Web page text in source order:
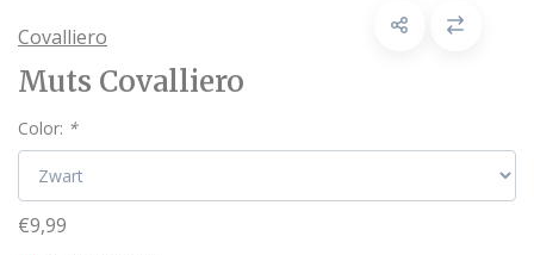
Covalliero
Muts Covalliero
Color: *
€9,99